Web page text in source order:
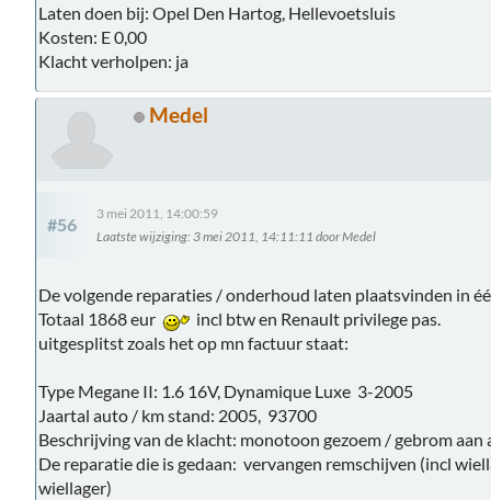
Laten doen bij: Opel Den Hartog, Hellevoetsluis
Kosten: E 0,00
Klacht verholpen: ja
Medel
#56
3 mei 2011, 14:00:59
Laatste wijziging: 3 mei 2011, 14:11:11 door Medel
De volgende reparaties / onderhoud laten plaatsvinden in
Totaal 1868 eur
incl btw en Renault privilege pas.
uitgesplitst zoals het op mn factuur staat:
Type Megane II: 1.6 16V, Dynamique Luxe 3-2005
Jaartal auto / km stand: 2005, 93700
Beschrijving van de klacht: monotoon gezoem / gebrom
De reparatie die is gedaan: vervangen remschijven (incl
wiellager)